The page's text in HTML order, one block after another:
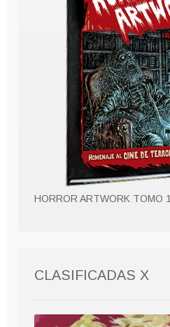
HORROR ARTWORK TOMO 1
CLASIFICADAS X